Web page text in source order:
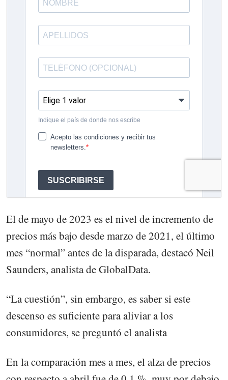
El de mayo de 2023 es el nivel de incremento de
precios más bajo desde marzo de 2021, el último
mes “normal” antes de la disparada, destacó Neil
Saunders, analista de GlobalData.
“La cuestión”, sin embargo, es saber si este
descenso es suficiente para aliviar a los
consumidores, se preguntó el analista
En la comparación mes a mes, el alza de precios